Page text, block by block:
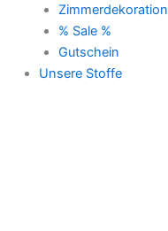
Zimmerdekoration
% Sale %
Gutschein
Unsere Stoffe